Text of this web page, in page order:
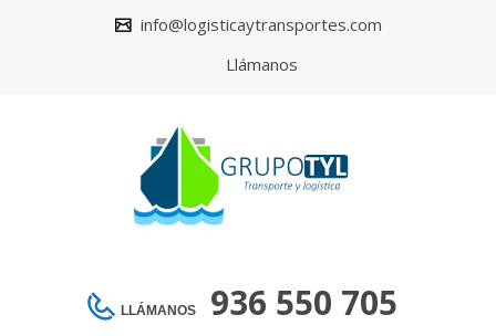
info@logisticaytransportes.com
Llámanos
LLÁMANOS 936 550 705